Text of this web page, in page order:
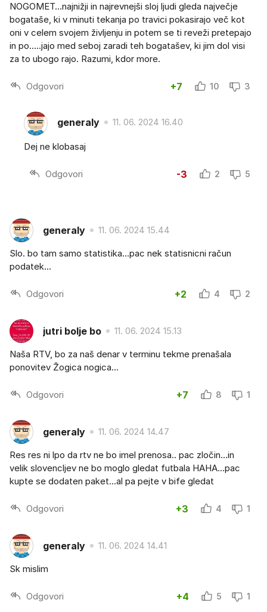
NOGOMET...najnižji in najrevnejši sloj ljudi gleda največje
bogataše, ki v minuti tekanja po travici pokasirajo več kot
oni v celem svojem življenju in potem se ti reveži pretepajo
in po.....jajo med seboj zaradi teh bogatašev, ki jim dol visi
za to ubogo rajo. Razumi, kdor more.
Odgovori +7 10 3
generaly 11. 06. 2024 16.40
Dej ne klobasaj
Odgovori -3 2 5
generaly 11. 06. 2024 15.44
Slo. bo tam samo statistika...pac nek statisnicni račun
podatek...
Odgovori +2 4 2
jutri bolje bo 11. 06. 2024 15.13
Naša RTV, bo za naš denar v terminu tekme prenašala
ponovitev Žogica nogica...
Odgovori +7 8 1
generaly 11. 06. 2024 14.47
Res res ni lpo da rtv ne bo imel prenosa.. pac zločin...in
velik slovencljev ne bo moglo gledat futbala HAHA...pac
kupte se dodaten paket...al pa pejte v bife gledat
Odgovori +3 4 1
generaly 11. 06. 2024 14.41
Sk mislim
Odgovori +4 5 1